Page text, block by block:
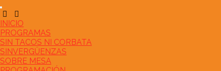
Saltar
al
contenido
INICIO
PROGRAMAS
SIN TACOS NI CORBATA
SINVERGÜENZAS
SOBRE MESA